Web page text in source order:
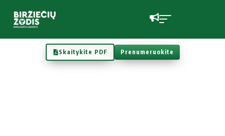
Skaitykite PDF Prenumeruokite